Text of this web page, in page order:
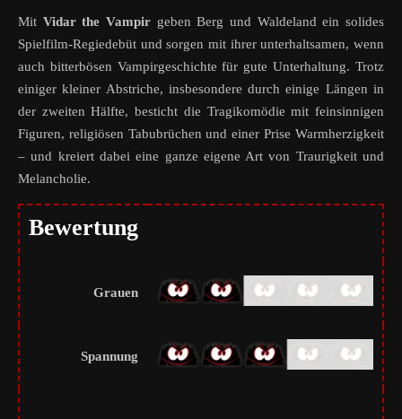
Mit Vidar the Vampir geben Berg und Waldeland ein solides
Spielfilm-Regiedebüt und sorgen mit ihrer unterhaltsamen, wenn
auch bitterbösen Vampirgeschichte für gute Unterhaltung. Trotz
einiger kleiner Abstriche, insbesondere durch einige Längen in
der zweiten Hälfte, besticht die Tragikomödie mit feinsinnigen
Figuren, religiösen Tabubrüchen und einer Prise Warmherzigkeit
– und kreiert dabei eine ganze eigene Art von Traurigkeit und
Melancholie.
Bewertung
Grauen
Spannung